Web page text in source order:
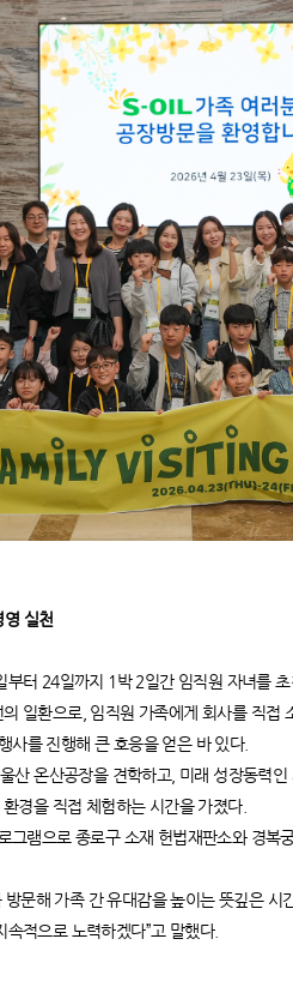
영 실천
터 24일까지 1박 2일간 임직원 자녀를
일환으로, 임직원 가족에게 회사를 직
사를 진행해 큰 호응을 얻은 바 있다.
산 온산공장을 견학하고, 미래 성장동력
경을 직접 체험하는 시간을 가졌다.
램으로 종로구 소재 헌법재판소와 경복
문해 가족 간 유대감을 높이는 뜻깊은
적으로 노력하겠다”고 말했다.